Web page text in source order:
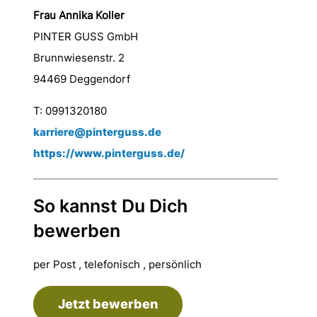
Frau Annika Koller
PINTER GUSS GmbH
Brunnwiesenstr. 2
94469 Deggendorf
T: 0991320180
karriere@pinterguss.de
https://www.pinterguss.de/
So kannst Du Dich
bewerben
per Post , telefonisch , persönlich
Jetzt bewerben